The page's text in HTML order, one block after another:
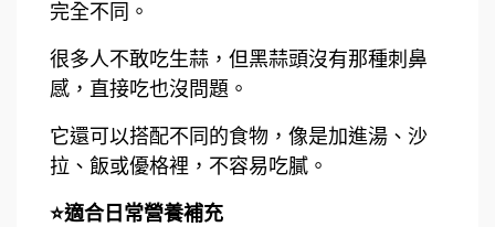
完全不同。
很多人不敢吃生蒜，但黑蒜頭沒有那種刺鼻
感，直接吃也沒問題。
它還可以搭配不同的食物，像是加進湯、沙
拉、飯或優格裡，不容易吃膩。
⭐適合日常營養補充